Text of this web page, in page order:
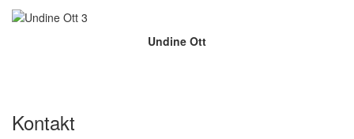
Undine Ott
Kontakt